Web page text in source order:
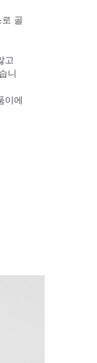
골
고
니
이에